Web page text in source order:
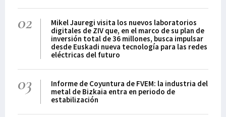
02
Mikel Jauregi visita los nuevos laboratorios
digitales de ZIV que, en el marco de su plan de
inversión total de 36 millones, busca impulsar
desde Euskadi nueva tecnología para las redes
eléctricas del futuro
03
Informe de Coyuntura de FVEM: la industria del
metal de Bizkaia entra en periodo de
estabilización